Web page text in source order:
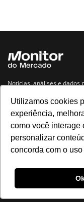
Utilizamos cookies
experiência,
como você interage
personalizar
concorda com o
Notícias, análises e dados
Navegue no site
Últimas notícias
Política de privacidade